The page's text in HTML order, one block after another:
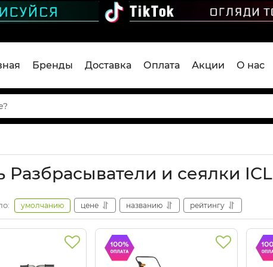
Бренды Доставка Оплата Акции О нас
Разбрасыватели и сеялки ICL
умолчанию цене названию рейтингу